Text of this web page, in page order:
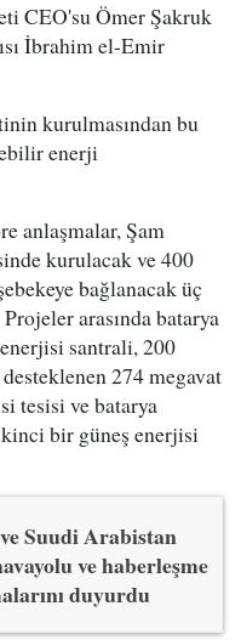
CEO'su Ömer Şakruk
İbrahim el-Emir
kurulmasından bu
enerji
anlaşmalar, Şam
kurulacak ve 400
bağlanacak üç
arasında batarya
santrali, 200
274 megavat
tesisi ve batarya
bir güneş enerjisi
Suudi Arabistan
ve haberleşme
duyurdu